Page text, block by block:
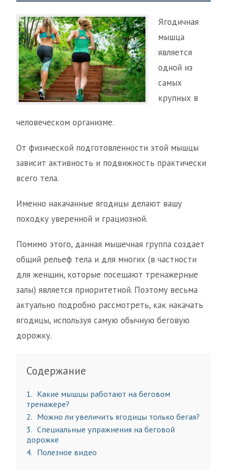
Ягодичная
мышца
является
одной из
самых
крупных в
человеческом организме.
От физической подготовленности этой мышцы
зависит активность и подвижность практически
всего тела.
Именно накачанные ягодицы делают вашу
походку уверенной и грациозной.
Помимо этого, данная мышечная группа создает
общий рельеф тела и для многих (в частности
для женщин, которые посещают тренажерные
залы) является приоритетной. Поэтому весьма
актуально подробно рассмотреть, как накачать
ягодицы, используя самую обычную беговую
дорожку.
Содержание
1
Какие мышцы работают на беговом
тренажере?
2
Можно ли увеличить ягодицы только бегая?
3
Специальные упражнения на беговой
дорожке
4
Полезное видео